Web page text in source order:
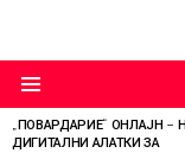
LATEST
STORIES
„ПОВАРДАРИЕ“ ОНЛАЈН –
ДИГИТАЛНИ АЛАТКИ ЗА